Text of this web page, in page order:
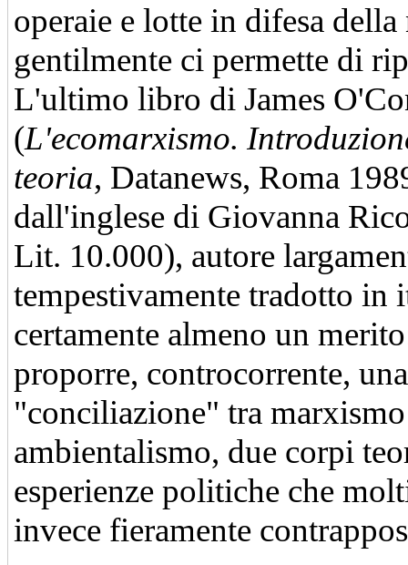
operaie e lotte in difesa
gentilmente ci permette di
L'ultimo libro di James
(L'ecomarxismo.
teoria, Datanews, Roma
dall'inglese di Giovanna
Lit. 10.000), autore
tempestivamente tradotto in
certamente almeno un
proporre, controcorrente, una
"conciliazione" tra
ambientalismo, due corpi
esperienze politiche che
invece fieramente